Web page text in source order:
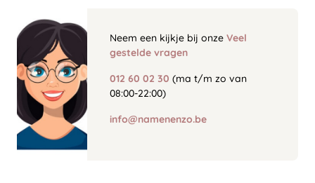
Neem een kijkje bij onze Veel
gestelde vragen
012 60 02 30 (ma t/m zo van
08:00-22:00)
info@namenenzo.be